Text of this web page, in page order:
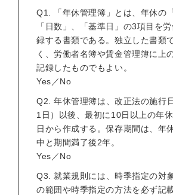
Q1. 「年休管理簿」とは、年休の
「日数」、「基準日」の3項目を
録する書類である。独立した書類
く、労働者名簿や賃金管理簿に上
記録したものでもよい。
Yes／No
Q2. 年休管理簿は、改正法の施行
1日）以後、最初に10日以上の年
日から作成する。保存期間は、年
中と期間満了後2年。
Yes／No
Q3. 就業規則には、時季指定の対
の範囲や時季指定の方法を必ず記